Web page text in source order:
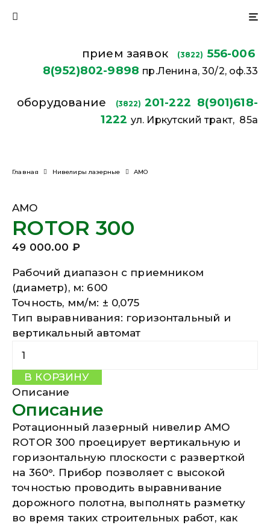
прием заявок (3822) 556-006
8(952)802-9898 пр.Ленина, 30/2, оф.33
оборудование (3822) 201-222 8(901)618-
1222 ул. Иркутский тракт, 85а
Главная Нивелиры лазерные AMO
AMO
ROTOR 300
49 000.00 ₽
Рабочий диапазон с приемником
(диаметр), м: 600
Точность, мм/м: ± 0,075
Тип выравнивания: горизонтальный и
вертикальный автомат
В КОРЗИНУ
Описание
Описание
Ротационный лазерный нивелир AMO
ROTOR 300 проецирует вертикальную и
горизонтальную плоскости с разверткой
на 360°. Прибор позволяет с высокой
точностью проводить выравнивание
дорожного полотна, выполнять разметку
во время таких строительных работ, как